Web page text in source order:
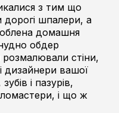
з тим що
шпалери, а
домашня
обдер
розмалювали стіни,
дизайнери вашої
і пазурів,
і що ж